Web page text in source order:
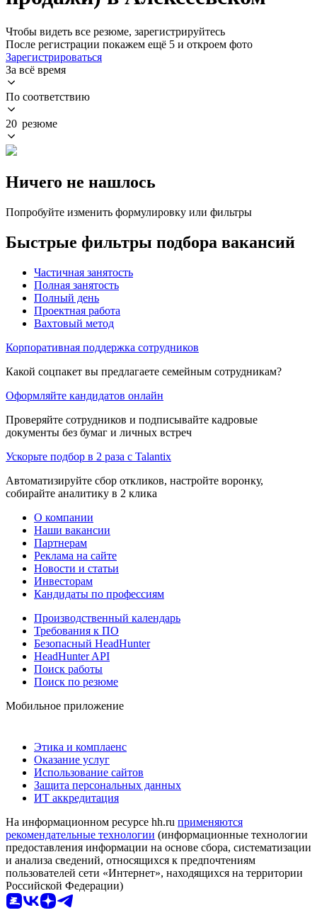
Чтобы видеть все резюме, зарегистрируйтесь
После регистрации покажем ещё 5 и откроем фото
Зарегистрироваться
За всё время
По соответствию
20 резюме
Ничего не нашлось
Попробуйте изменить формулировку или фильтры
Быстрые фильтры подбора вакансий
Частичная занятость
Полная занятость
Полный день
Проектная работа
Вахтовый метод
Корпоративная поддержка сотрудников
Какой соцпакет вы предлагаете семейным сотрудникам?
Оформляйте кандидатов онлайн
Проверяйте сотрудников и подписывайте кадровые
документы без бумаг и личных встреч
Ускорьте подбор в 2 раза с Talantix
Автоматизируйте сбор откликов, настройте воронку,
собирайте аналитику в 2 клика
О компании
Наши вакансии
Партнерам
Реклама на сайте
Новости и статьи
Инвесторам
Кандидаты по профессиям
Производственный календарь
Требования к ПО
Безопасный HeadHunter
HeadHunter API
Поиск работы
Поиск по резюме
Мобильное приложение
Этика и комплаенс
Оказание услуг
Использование сайтов
Защита персональных данных
ИТ аккредитация
На информационном ресурсе hh.ru применяются
рекомендательные технологии (информационные технологии
предоставления информации на основе сбора, систематизации
и анализа сведений, относящихся к предпочтениям
пользователей сети «Интернет», находящихся на территории
Российской Федерации)